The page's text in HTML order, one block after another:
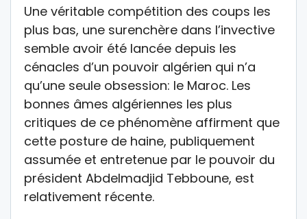
Une véritable compétition des coups les
plus bas, une surenchère dans l’invective
semble avoir été lancée depuis les
cénacles d’un pouvoir algérien qui n’a
qu’une seule obsession: le Maroc. Les
bonnes âmes algériennes les plus
critiques de ce phénomène affirment que
cette posture de haine, publiquement
assumée et entretenue par le pouvoir du
président Abdelmadjid Tebboune, est
relativement récente.